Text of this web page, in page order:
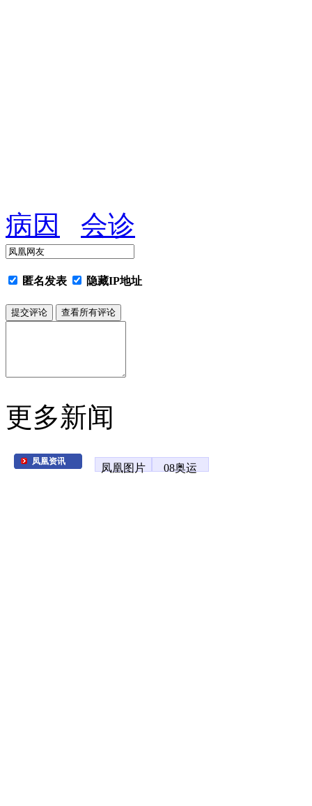
病因 会诊
匿名发表 隐藏IP地址
更多新闻
凤凰资讯
凤凰图片 08奥运